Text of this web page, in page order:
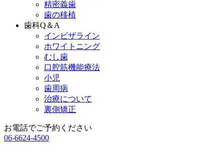
精密義歯
歯の移植
歯科Q＆A
インビザライン
ホワイトニング
むし歯
口腔筋機能療法
小児
歯周病
治療について
裏側矯正
お電話でご予約ください
06-6624-4500